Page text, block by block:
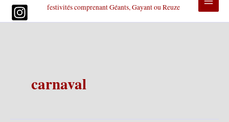
festivités comprenant Géants, Gayant ou Reuze
carnaval